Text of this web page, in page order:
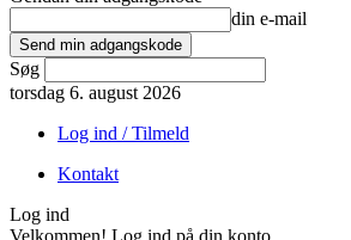
din e-mail
Søg
torsdag 6. august 2026
Log ind / Tilmeld
Kontakt
Log ind
Velkommen! Log ind på din konto